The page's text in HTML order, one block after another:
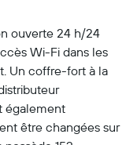
ouverte 24 h/24
Wi-Fi dans les
Un coffre-fort à la
également
être changées sur